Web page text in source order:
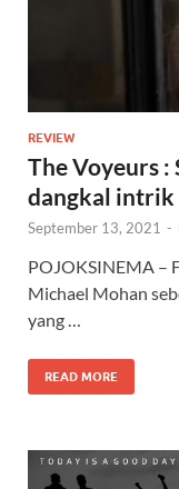
REVIEW
The Voyeurs :
dangkal intrik
September 13, 2021 -
POJOKSINEMA –
Michael Mohan
yang …
READ MORE